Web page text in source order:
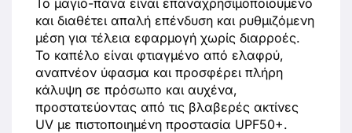
και διαθέτει απαλή επένδυση και ρυθμιζόμενη
μέση για τέλεια εφαρμογή χωρίς διαρροές.
Το καπέλο είναι φτιαγμένο από ελαφρύ,
αναπνέον ύφασμα και προσφέρει πλήρη
κάλυψη σε πρόσωπο και αυχένα,
προστατεύοντας από τις βλαβερές ακτίνες
UV με πιστοποιημένη προστασία UPF50+.